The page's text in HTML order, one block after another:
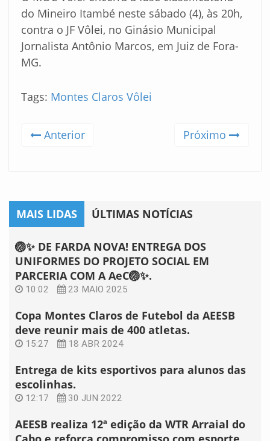
do Mineiro Itambé neste sábado (4), às 20h,
contra o JF Vôlei, no Ginásio Municipal
Jornalista Antônio Marcos, em Juiz de Fora-
MG.
Tags: Montes Claros Vôlei
Anterior Próximo
MAIS LIDAS ÚLTIMAS NOTÍCIAS
🏐✨ DE FARDA NOVA! ENTREGA DOS
UNIFORMES DO PROJETO SOCIAL EM
PARCERIA COM A AeC🏐✨.
10:02 23 MAIO 2025
Copa Montes Claros de Futebol da AEESB
deve reunir mais de 400 atletas.
15:27 18 ABR 2024
Entrega de kits esportivos para alunos das
escolinhas.
12:17 30 JUN 2022
AEESB realiza 12ª edição da WTR Arraial do